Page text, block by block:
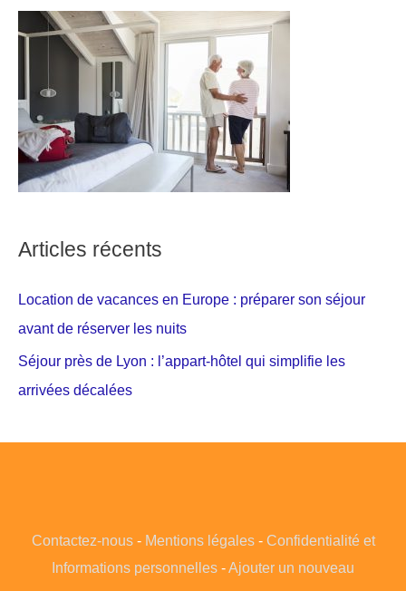
Articles récents
Location de vacances en Europe : préparer son séjour
avant de réserver les nuits
Séjour près de Lyon : l’appart-hôtel qui simplifie les
arrivées décalées
Contactez-nous- Mentions légales- Confidentialité et
Informations personnelles -Ajouter un nouveau